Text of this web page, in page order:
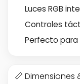
Luces RGB
Controles
Perfecto para
📏 Dimensiones